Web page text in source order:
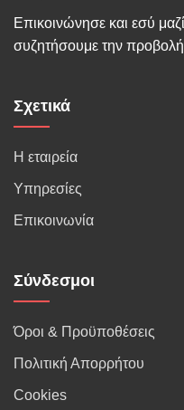
Επικοινώνησε και εσύ
συζητήσουμε την προβολή
Σχετικά
Η εταιρεία
Υπηρεσίες
Επικοινωνία
Σύνδεσμοι
Όροι & Προϋποθέσεις
Πολιτική Απορρήτου
Cookies